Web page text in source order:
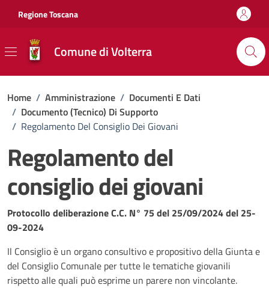
Regione Toscana
Comune di Volterra
Home / Amministrazione / Documenti E Dati
/ Documento (tecnico) Di Supporto
/ Regolamento Del Consiglio Dei Giovani
Regolamento del
consiglio dei giovani
Dettagli del documento
Protocollo deliberazione C.C. N° 75 del 25/09/2024 del 25-
09-2024
Il Consiglio è un organo consultivo e propositivo della Giunta e
del Consiglio Comunale per tutte le tematiche giovanili
rispetto alle quali può esprime un parere non vincolante.